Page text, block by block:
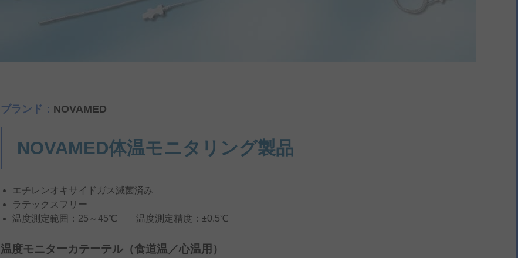
ブランド： NOVAMED
NOVAMED体温モニタリング製品
エチレンオキサイドガス滅菌済み
ラテックスフリー
温度測定範囲：25～45℃ 温度測定精度：±0.5℃
温度モニターカテーテル（食道温／心温用）